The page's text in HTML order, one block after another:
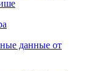
данные от